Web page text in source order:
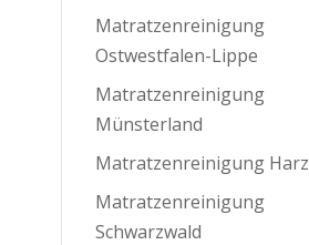
Matratzenreinigung
Ostwestfalen-Lippe
Matratzenreinigung
Münsterland
Matratzenreinigung Harz
Matratzenreinigung
Schwarzwald